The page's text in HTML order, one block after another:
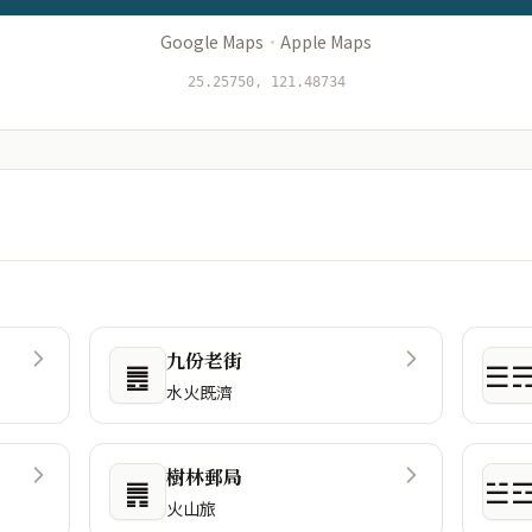
Google Maps · Apple Maps
25.25750, 121.48734
䷌ 九份老街
水火既濟
䷠ 樹林郵局
火山旅